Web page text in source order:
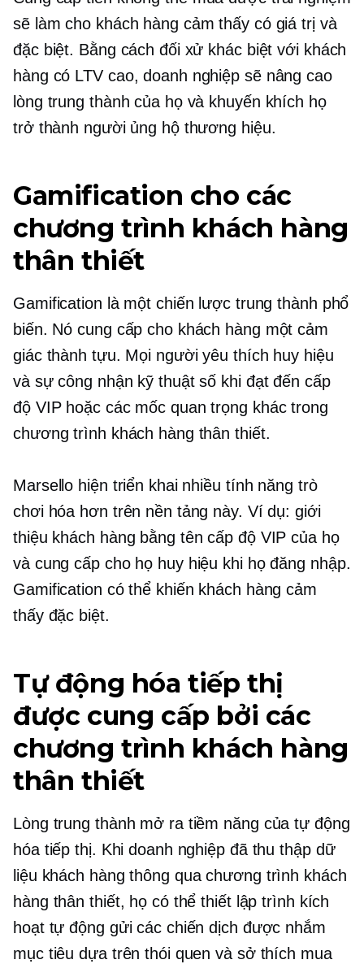
sẽ làm cho khách hàng cảm thấy có giá trị và
đặc biệt. Bằng cách đối xử khác biệt với khách
hàng có LTV cao, doanh nghiệp sẽ nâng cao
lòng trung thành của họ và khuyến khích họ
trở thành người ủng hộ thương hiệu.
Gamification cho các
chương trình khách hàng
thân thiết
Gamification là một chiến lược trung thành phổ
biến. Nó cung cấp cho khách hàng một cảm
giác thành tựu. Mọi người yêu thích huy hiệu
và sự công nhận kỹ thuật số khi đạt đến cấp
độ VIP hoặc các mốc quan trọng khác trong
chương trình khách hàng thân thiết.
Marsello hiện triển khai nhiều tính năng trò
chơi hóa hơn trên nền tảng này. Ví dụ: giới
thiệu khách hàng bằng tên cấp độ VIP của họ
và cung cấp cho họ huy hiệu khi họ đăng nhập.
Gamification có thể khiến khách hàng cảm
thấy đặc biệt.
Tự động hóa tiếp thị
được cung cấp bởi các
chương trình khách hàng
thân thiết
Lòng trung thành mở ra tiềm năng của tự động
hóa tiếp thị. Khi doanh nghiệp đã thu thập dữ
liệu khách hàng thông qua chương trình khách
hàng thân thiết, họ có thể thiết lập trình kích
hoạt tự động gửi các chiến dịch được nhắm
mục tiêu dựa trên thói quen và sở thích mua